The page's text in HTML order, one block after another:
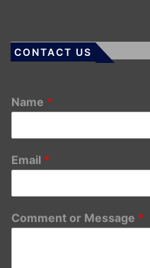
CONTACT US
Name *
Email *
Comment or Message *